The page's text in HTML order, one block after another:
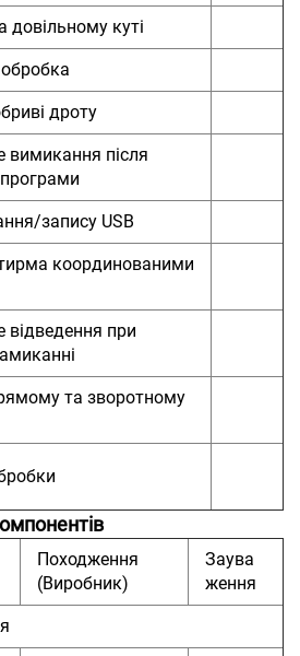
довільному куті
дроту
вимикання після
запису USB
координованими
відведення при
та зворотному
Походження
(Виробник)
Заува
ження